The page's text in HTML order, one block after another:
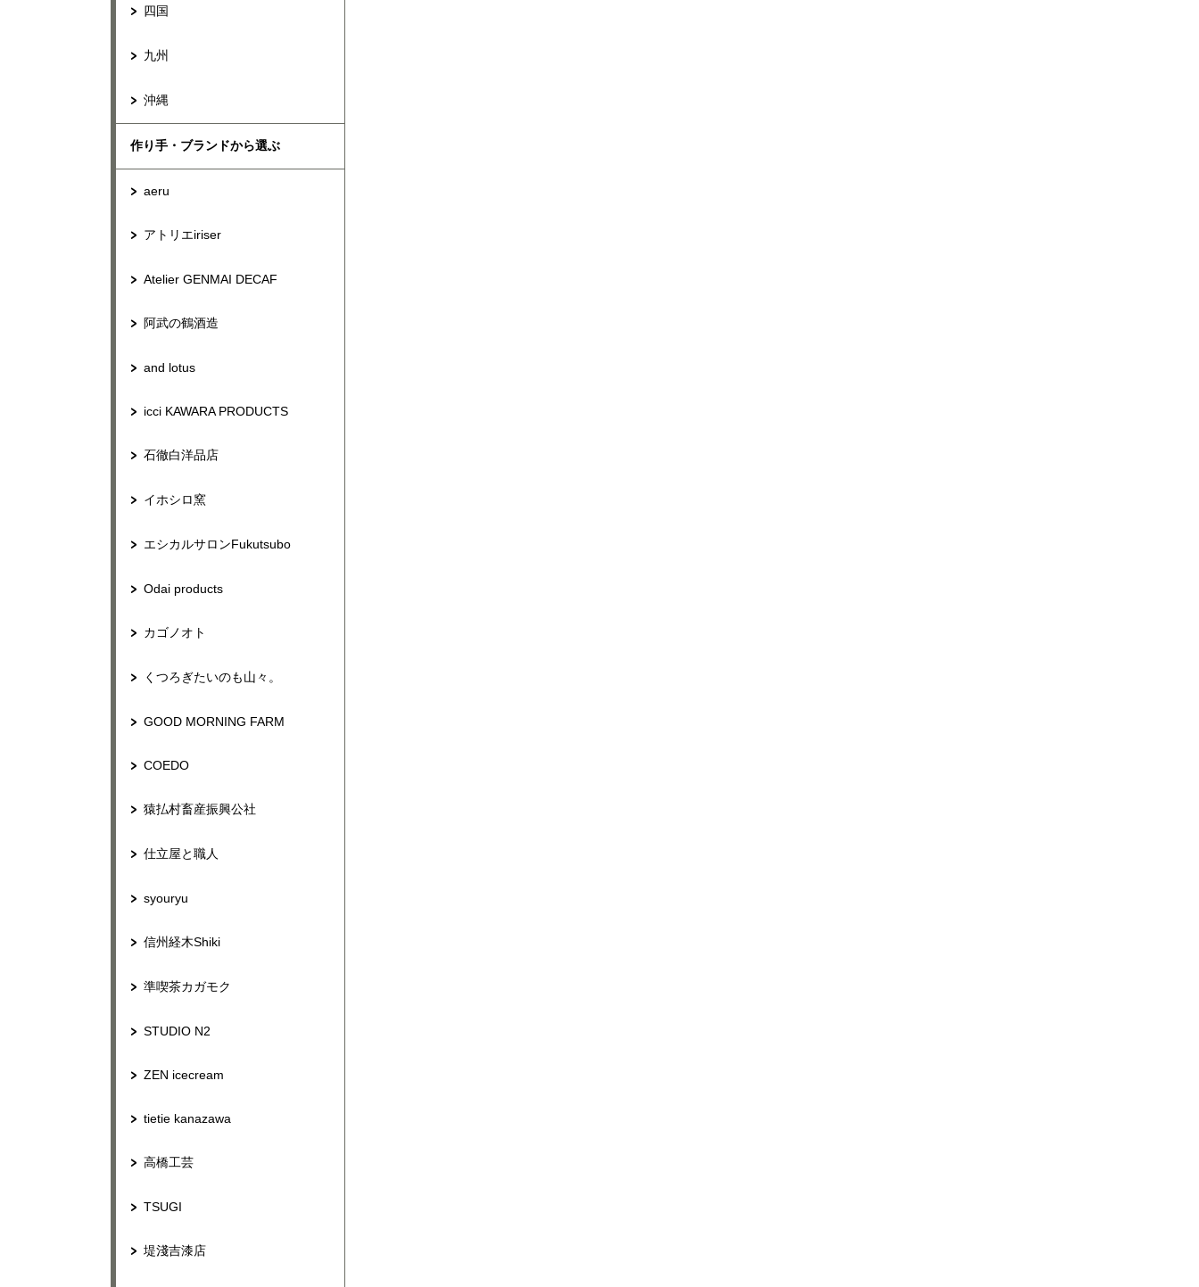
四国
九州
沖縄
作り手・ブランドから選ぶ
aeru
アトリエiriser
Atelier GENMAI DECAF
阿武の鶴酒造
and lotus
icci KAWARA PRODUCTS
石徹白洋品店
イホシロ窯
エシカルサロンFukutsubo
Odai products
カゴノオト
くつろぎたいのも山々。
GOOD MORNING FARM
COEDO
猿払村畜産振興公社
仕立屋と職人
syouryu
信州経木Shiki
準喫茶カガモク
STUDIO N2
ZEN icecream
tietie kanazawa
高橋工芸
TSUGI
堤淺吉漆店